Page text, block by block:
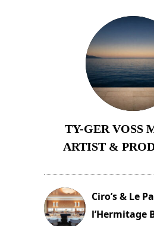
TY-GER VOSS
ARTIST &
Ciro’s & Le
l’Hermitage